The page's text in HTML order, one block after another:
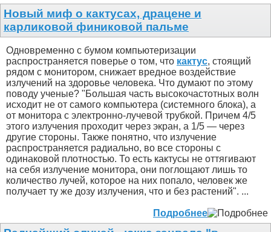
Новый миф о кактусах, драцене и
карликовой финиковой пальме
Одновременно с бумом компьютеризации
распространяется поверье о том, что кактус, стоящий
рядом с монитором, снижает вредное воздействие
излучений на здоровье человека. Что думают по этому
поводу ученые? "Большая часть высокочастотных волн
исходит не от самого компьютера (системного блока), а
от монитора с электронно-лучевой трубкой. Причем 4/5
этого излучения проходит через экран, а 1/5 — через
другие стороны. Также понятно, что излучение
распространяется радиально, во все стороны с
одинаковой плотностью. То есть кактусы не оттягивают
на себя излучение монитора, они поглощают лишь то
количество лучей, которое на них попало, человек же
получает ту же дозу излучения, что и без растений". ...
Подробнее